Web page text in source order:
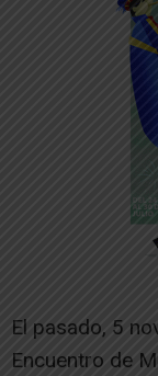
El pasado, 5
Encuentro de